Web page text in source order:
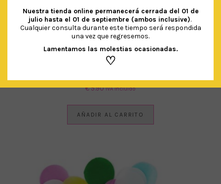
GLOBO XL CONFETTI CIRCULAR MULTICOLOR
€5.90 IVA Incluido
AÑADIR AL CARRITO
Nuestra tienda online permanecerá cerrada del 01 de
julio hasta el 01 de septiembre (ambos inclusive).
Cualquier consulta durante este tiempo será respondida
una vez que regresemos.
Lamentamos las molestias ocasionadas.
♡